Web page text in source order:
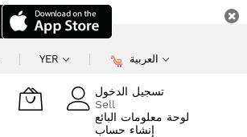
YER العربية
تسجيل الدخول
Sell
لوحة معلومات البائع
إنشاء حساب